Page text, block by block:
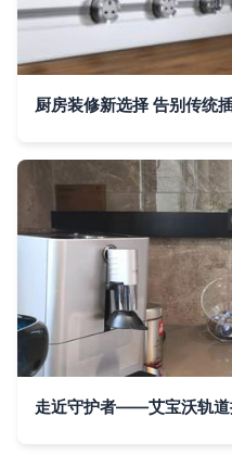
走近守护者——艾宝沃轨道